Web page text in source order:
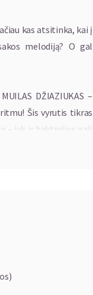
kas atsitinka, kai į
melodiją? O gal
DŽIAZIUKAS –
Šis vyrutis tikras
– juk ir bakterijos gali